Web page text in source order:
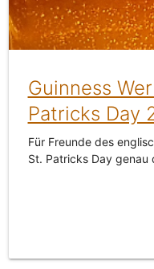
Guinness
Patricks Day
Für Freunde des
St. Patricks Day genau